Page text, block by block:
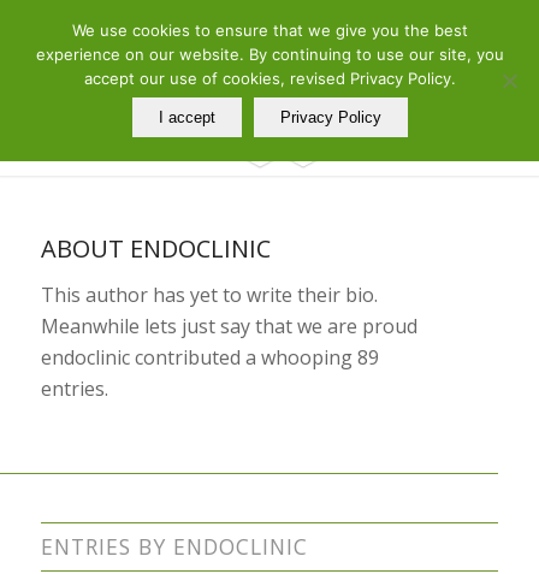
Telephone: 210 7290260 – 210 7290288 | Adress: 19 Meandrou Str.,
Athens, GR
ABOUT ENDOCLINIC
This author has yet to write their bio.
Meanwhile lets just say that we are proud
endocliniccontributed a whooping 89
entries.
ENTRIES BY ENDOCLINIC
We use cookies to ensure that we give you the best
experience on our website. By continuing to use our site, you
accept our use of cookies, revised Privacy Policy.
I accept Privacy Policy